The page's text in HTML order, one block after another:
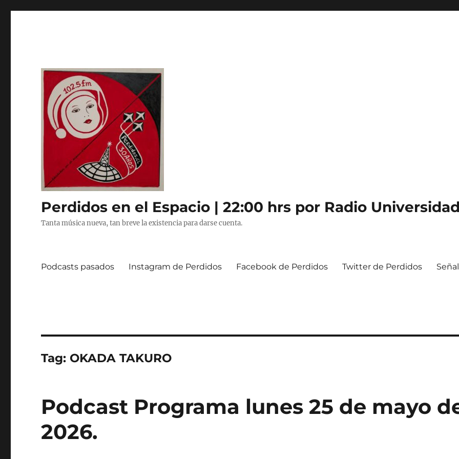
Perdidos en el Espacio | 22:00 hrs por Radio
Tanta música nueva, tan breve la existencia para darse cuenta.
Podcasts pasados Instagram de Perdidos Facebook de Perdidos Twitter de Perdidos
Tag: OKADA TAKURO
Podcast Programa lunes 25 de mayo
2026.